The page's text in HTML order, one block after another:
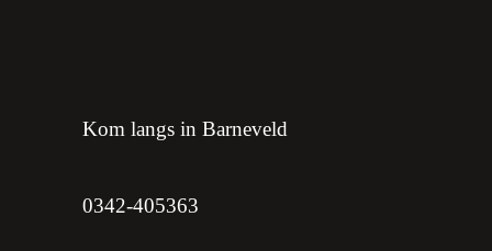
Kom langs in Barneveld
0342-405363